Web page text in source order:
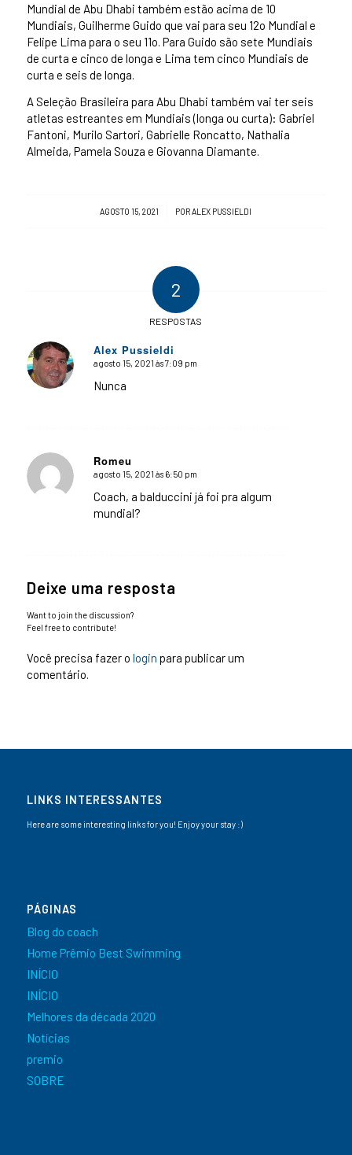
Mundial de Abu Dhabi também estão acima de 10
Mundiais, Guilherme Guido que vai para seu 12o Mundial e
Felipe Lima para o seu 11o. Para Guido são sete Mundiais
de curta e cinco de longa e Lima tem cinco Mundiais de
curta e seis de longa.
A Seleção Brasileira para Abu Dhabi também vai ter seis
atletas estreantes em Mundiais (longa ou curta): Gabriel
Fantoni, Murilo Sartori, Gabrielle Roncatto, Nathalia
Almeida, Pamela Souza e Giovanna Diamante.
AGOSTO 15, 2021
/ PORALEX PUSSIELDI
2
RESPOSTAS
Alex Pussieldi
says:
agosto 15, 2021 às 7:09 pm
Nunca
Romeu
says:
agosto 15, 2021 às 6:50 pm
Coach, a balduccini já foi pra algum
mundial?
Deixe uma resposta
Want to join the discussion?
Feel free to contribute!
Você precisa fazer o login para publicar um
comentário.
LINKS INTERESSANTES
Here are some interesting links for you! Enjoy your stay :)
PÁGINAS
Blog do coach
Home Prêmio Best Swimming
INÍCIO
INÍCIO
Melhores da década 2020
Notícias
premio
SOBRE